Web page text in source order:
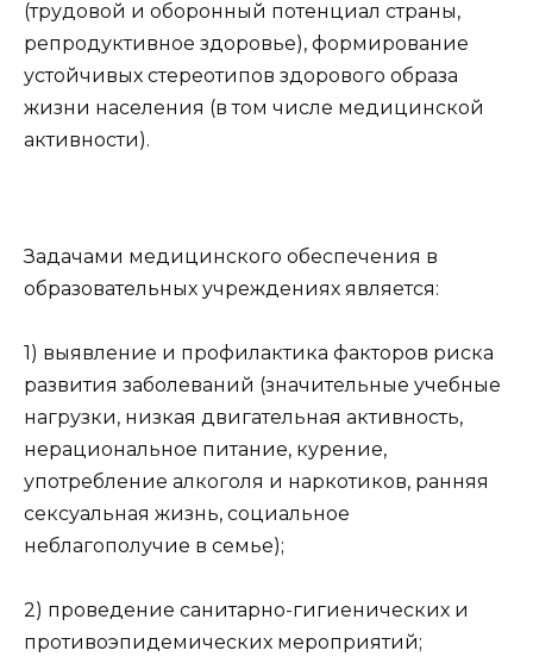
(трудовой и оборонный потенциал страны,
репродуктивное здоровье), формирование
устойчивых стереотипов здорового образа
жизни населения (в том числе медицинской
активности).
Задачами медицинского обеспечения в
образовательных учреждениях является:
1) выявление и профилактика факторов риска
развития заболеваний (значительные учебные
нагрузки, низкая двигательная активность,
нерациональное питание, курение,
употребление алкоголя и наркотиков, ранняя
сексуальная жизнь, социальное
неблагополучие в семье);
2) проведение санитарно-гигиенических и
противоэпидемических мероприятий;